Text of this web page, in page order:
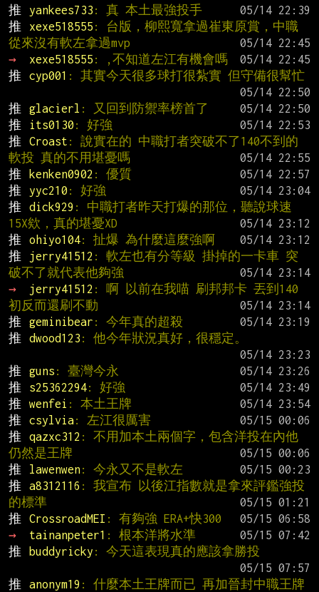
推
yankees733 : 真 本土最強投手
推
xexe518555 : 台版，柳熙寬拿過崔東原賞，中職
從來沒有軟左拿過mvp
→
xexe518555 : ,不知道左江有機會嗎
推
cyp001 : 其實今天很多球打很紮實 但守備很幫忙
推
glacierl : 又回到防禦率榜首了
推
its0130 : 好強
推
Croast : 說實在的 中職打者突破不了140不到的
軟投 真的不用堪憂嗎
推
kenken0902 : 優質
推
yyc210 : 好強
推
dick929 : 中職打者昨天打爆的那位，聽說球速
15X欸，真的堪憂XD
推
ohiyo104: 扯爆 為什麼這麼強啊
推
jerry41512 : 軟左也有分等級 掛掉的一卡車 突
破不了就代表他夠強
→
jerry41512 : 啊 以前在我喵 刷邦邦卡 丟到140
初反而還刷不動
推
geminibear : 今年真的超殺
推
dwood123 : 他今年狀況真好，很穩定。
推
guns : 臺灣今永
推
s25362294: 好強
推
wenfei : 本土王牌
推
csylvia: 左江很厲害
推
qazxc312 : 不用加本土兩個字，包含洋投在內他
仍然是王牌
推
lawenwen: 今永又不是軟左
推
a8312116 : 我宣布 以後江指數就是拿來評鑑強投
的標準
推
CrossroadMEI : 有夠強 ERA+快300
→
tainanpeter1 : 根本洋將水準
推
buddyricky : 今天這表現真的應該拿勝投
推
anonym19 : 什麼本土王牌而已 再加晉封中職王牌